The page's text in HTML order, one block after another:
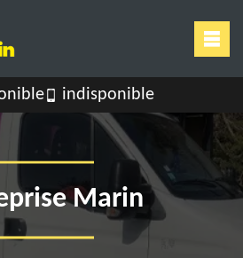
indisponible
Marin